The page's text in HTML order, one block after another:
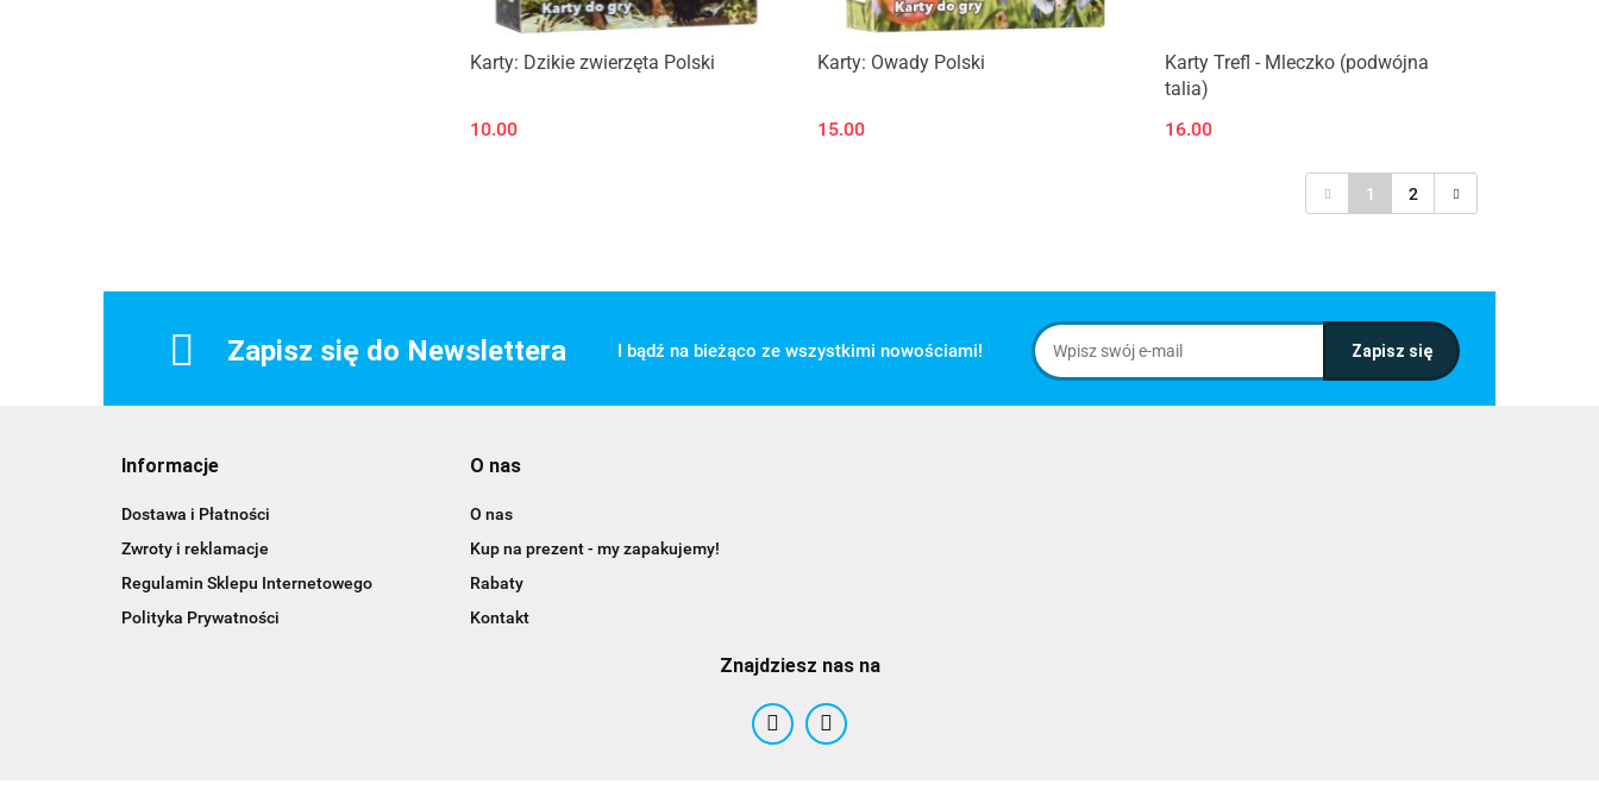
Produkt niedostępny
Karty: Dzikie zwierzęta Polski
10.00
Produkt niedostępny
Karty: Owady Polski
15.00
Produkt niedostępny
Karty Trefl - Mleczko (podwójna
talia)
16.00
1 2
Zapisz się do Newslettera I bądź na bieżąco ze wszystkimi nowościami!
Informacje
Dostawa i Płatności
Zwroty i reklamacje
Regulamin Sklepu Internetowego
Polityka Prywatności
O nas
O nas
Kup na prezent - my zapakujemy!
Rabaty
Kontakt
Znajdziesz nas na